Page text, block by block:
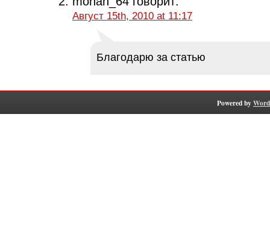
Август 15th, 2010 at 11:17
Благодарю за статью
Powered by